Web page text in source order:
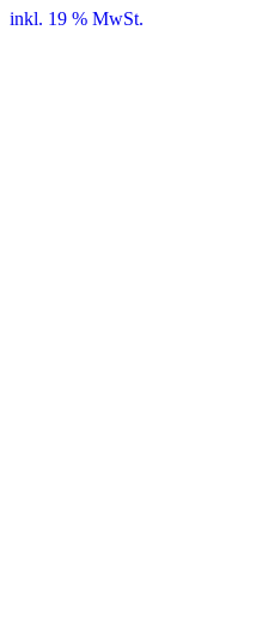
inkl. 19 % MwSt.